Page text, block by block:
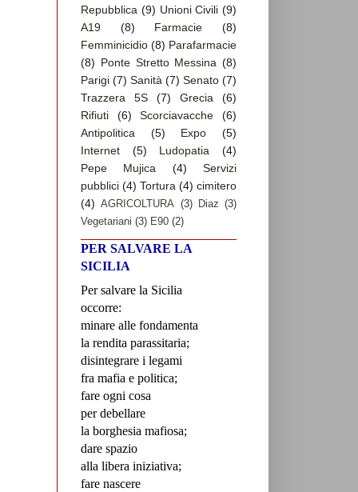
Repubblica (9) Unioni Civili (9)
A19
(8) Farmacie
(8)
Femminicidio (8) Parafarmacie
(8) Ponte Stretto Messina (8)
Parigi (7) Sanità (7) Senato (7)
Trazzera 5S
(7) Grecia
(6)
Rifiuti
(6) Scorciavacche
(6)
Antipolitica
(5) Expo
(5)
Internet
(5) Ludopatia
(4)
Pepe Mujica
(4)
Servizi
pubblici (4) Tortura (4) cimitero
(4) AGRICOLTURA (3) Diaz (3)
Vegetariani (3) E90 (2)
PER SALVARE LA
SICILIA
Per salvare la Sicilia
occorre:
minare alle fondamenta
la rendita parassitaria;
disintegrare i legami
fra mafia e politica;
fare ogni cosa
per debellare
la borghesia mafiosa;
dare spazio
alla libera iniziativa;
fare nascere